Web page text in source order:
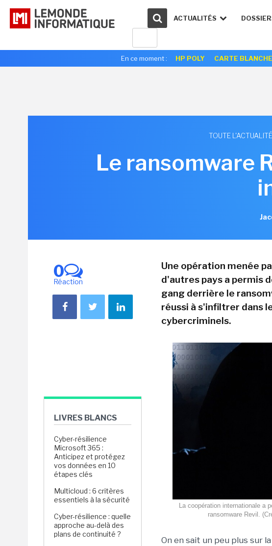
ACTUALITÉS
En ce moment : HP POLY CARTE BLANCHE
TOUTE L'ACTUALITÉ
Le ransomware
0
Réaction
LIVRES BLANCS
Cyber-résilience
Microsoft 365 :
Anticipez et protégez
vos données en 10
étapes clés
Multicloud : 6 critères
essentiels à la sécurité
Cyber-résilience : quelle
approche au-delà des
plans de continuité ?
Une opération menée
d'autres pays a permis
gang derrière le
réussi à s'infiltrer dans
cybercriminels.
La coopération internationale a
ransomware Revil.
On en sait un peu plus sur